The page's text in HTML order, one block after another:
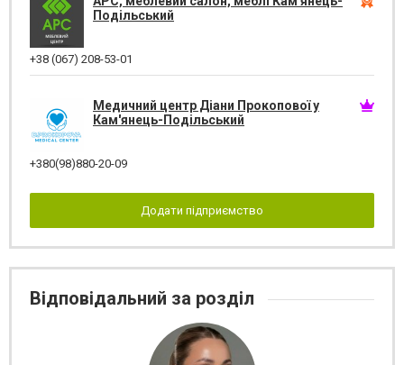
Подільський
+38 (067) 208-53-01
Медичний центр Діани Прокопової у
Кам'янець-Подільський
+380(98)880-20-09
Додати підприємство
Відповідальний за розділ